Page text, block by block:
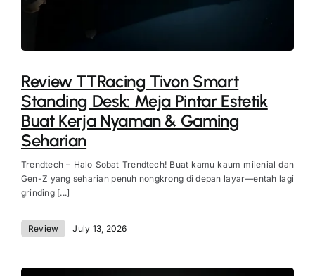
Review TTRacing Tivon Smart
Standing Desk: Meja Pintar Estetik
Buat Kerja Nyaman & Gaming
Seharian
Trendtech – Halo Sobat Trendtech! Buat kamu kaum milenial dan
Gen-Z yang seharian penuh nongkrong di depan layar—entah lagi
grinding [...]
Review July 13, 2026